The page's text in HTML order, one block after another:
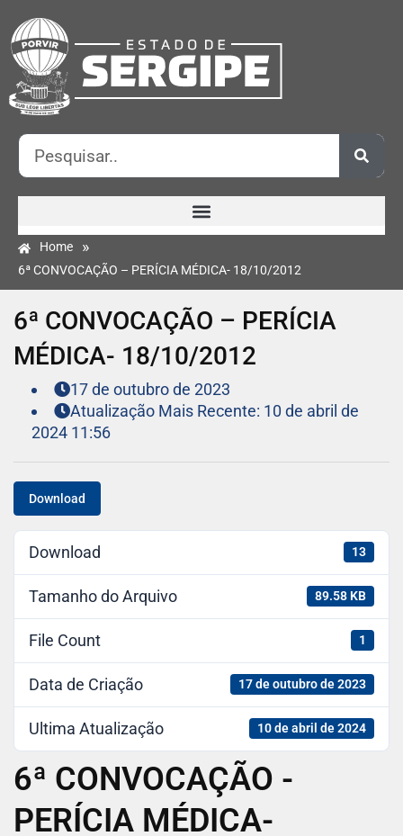
Home »
6ª CONVOCAÇÃO – PERÍCIA MÉDICA- 18/10/2012
6ª CONVOCAÇÃO – PERÍCIA
MÉDICA- 18/10/2012
17 de outubro de 2023
Atualização Mais Recente: 10 de abril de
2024 11:56
Download
Download 13
Tamanho do Arquivo 89.58 KB
File Count 1
Data de Criação 17 de outubro de 2023
Ultima Atualização 10 de abril de 2024
6ª CONVOCAÇÃO -
PERÍCIA MÉDICA-